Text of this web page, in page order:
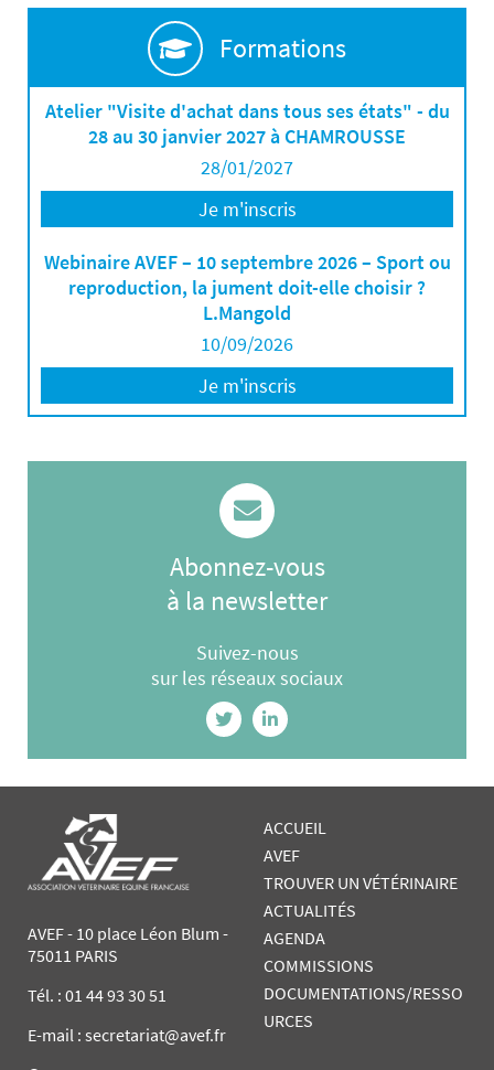
Formations
Atelier "Visite d'achat dans tous ses états" - du
28 au 30 janvier 2027 à CHAMROUSSE
28/01/2027
Je m'inscris
Webinaire AVEF – 10 septembre 2026 – Sport ou
reproduction, la jument doit-elle choisir ?
L.Mangold
10/09/2026
Je m'inscris
Abonnez-vous
à la newsletter
Suivez-nous
sur les réseaux sociaux
AVEF - 10 place Léon Blum -
75011 PARIS
Tél. : 01 44 93 30 51
E-mail : secretariat@avef.fr
ACCUEIL
AVEF
TROUVER UN VÉTÉRINAIRE
ACTUALITÉS
AGENDA
COMMISSIONS
DOCUMENTATIONS/RESSO
URCES